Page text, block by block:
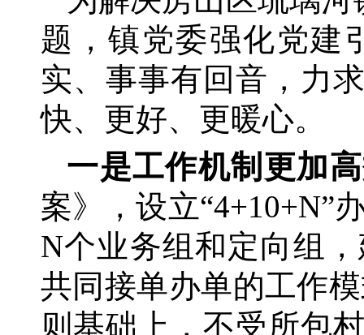
题，镇党委强化党建
实、事事有回音，力
快、更好、更暖心。
一是工作机制更加
案》，设立“4+10+N”
N个业务组和定向组
共同接单办单的工作
则基础上，不受所包